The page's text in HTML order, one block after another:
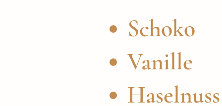
Schoko
Vanille
Haselnuss